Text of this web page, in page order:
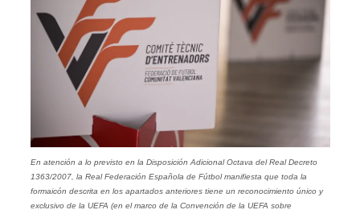
En atención a lo previsto en la Disposición Adicional Octava del Real Decreto
1363/2007, la Real Federación Española de Fútbol manifiesta que toda la
formaicón descrita en los apartados anteriores tiene un reconocimiento único y
exclusivo de la UEFA (en el marco de la Convención de la UEFA sobre